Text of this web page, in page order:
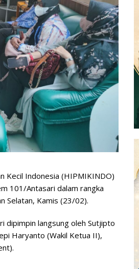
Kecil Indonesia (HIPMIKINDO)
101/Antasari dalam rangka
Selatan, Kamis (23/02).
dipimpin langsung oleh Sutjipto
Haryanto (Wakil Ketua II),